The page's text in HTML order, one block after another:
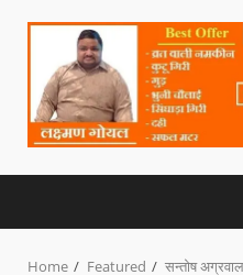
Home Featured सन्तोष